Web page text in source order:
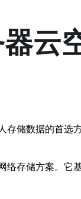
云
储数据的首
存储方案。它